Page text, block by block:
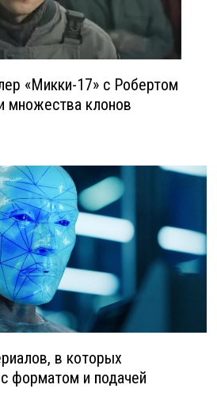
«Микки-17» с Робертом
множества клонов
в которых
форматом и подачей